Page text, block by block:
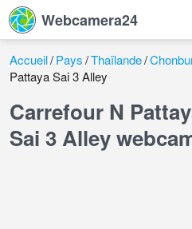
Webcamera24
Accueil Pays Thaïlande
Pattaya Sai 3 Alley
Carrefour N
Sai 3 Alley